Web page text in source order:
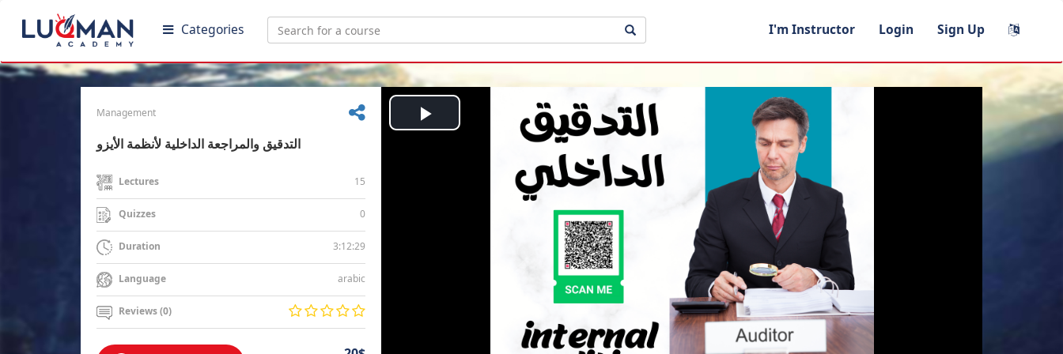
Categories I'm Instructor Login Sign Up
Management
التدقيق والمراجعة الداخلية لأنظمة الأيزو
Lectures 15
Quizzes 0
Duration 3:12:29
Language arabic
Reviews (0)
Play